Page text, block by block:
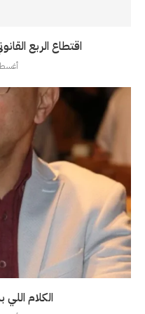
اقتطاع الربع
أغسطس
الكلام